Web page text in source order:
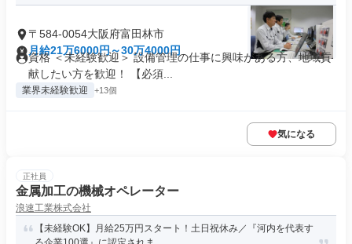
〒584-0054大阪府富田林市
月給21万6000円～30万4000円
資格 ＜未経験歓迎＞ 設備管理の仕事に興味がある方、地域貢
献したい方を歓迎！ 【必須...
業界未経験歓迎 +13個
気になる
正社員
金属加工の機械オペレーター
浪速工業株式会社
【未経験OK】月給25万円スタート！土日祝休み／『河内を代表す